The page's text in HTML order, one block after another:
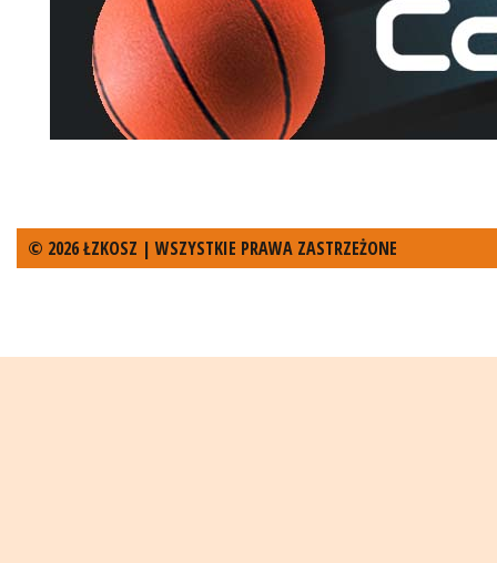
© 2026 ŁZKOSZ | WSZYSTKIE PRAWA ZASTRZEŻONE